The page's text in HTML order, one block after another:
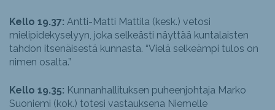
Kello 19.37: Antti-Matti Mattila (kesk.) vetosi
mielipidekyselyyn, joka selkeästi näyttää kuntalaisten
tahdon itsenäisestä kunnasta. “Vielä selkeämpi tulos on
nimen osalta.”
Kello 19.35: Kunnanhallituksen puheenjohtaja Marko
Suoniemi (kok.) totesi vastauksena Niemelle